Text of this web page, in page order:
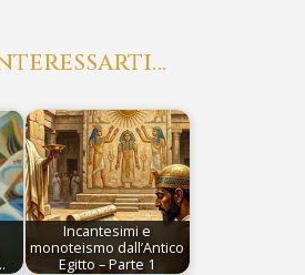
Incantesimi e
monoteismo dall’Antico
Egitto – Parte 1